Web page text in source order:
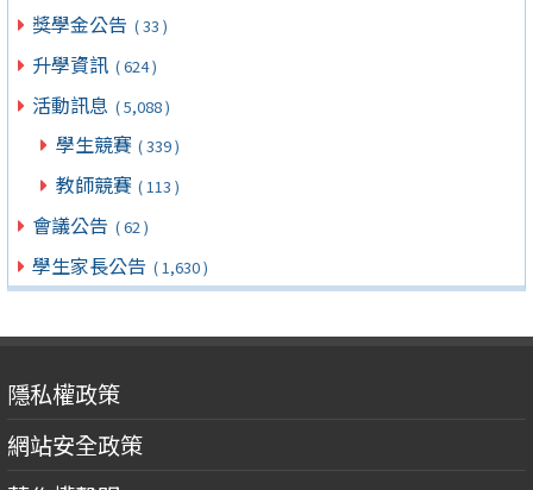
獎學金公告 ( 33 )
升學資訊 ( 624 )
活動訊息 ( 5,088 )
學生競賽 ( 339 )
教師競賽 ( 113 )
會議公告 ( 62 )
學生家長公告 ( 1,630 )
隱私權政策
網站安全政策